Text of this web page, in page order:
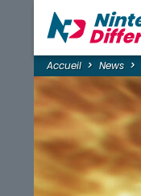
Accueil News